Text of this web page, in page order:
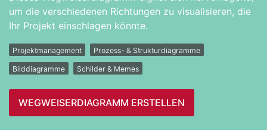
um die verschiedenen Richtungen zu visualisieren, die
Ihr Projekt einschlagen könnte.
Projektmanagement Prozess- & Strukturdiagramme
Bilddiagramme Schilder & Memes
WEGWEISER­DIAGRAMM ERSTELLEN